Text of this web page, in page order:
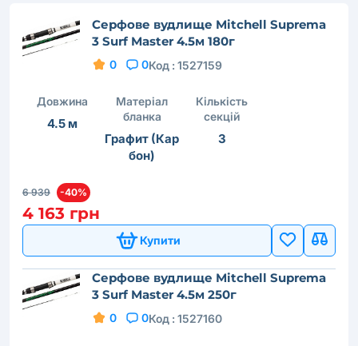
Серфове вудлище Mitchell Suprema
3 Surf Master 4.5м 180г
0 0Код : 1527159
Довжина
4.5 м
Матеріал
бланка
Графит (Кар
бон)
Кількість
секцій
3
6 939 -40%
4 163 грн
Купити
Серфове вудлище Mitchell Suprema
3 Surf Master 4.5м 250г
0 0Код : 1527160